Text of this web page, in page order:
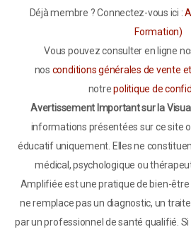
Déjà membre ? Connectez-vous ici :
Formation)
Vous pouvez consulter en ligne
nos conditions générales de vente
notrepolitique de
Avertissement Important sur la
informations présentées sur ce site
éducatif uniquement. Elles ne
médical, psychologique ou
Amplifiée est une pratique de bien-
ne remplace pas un diagnostic, un
par un professionnel de santé qualifié.